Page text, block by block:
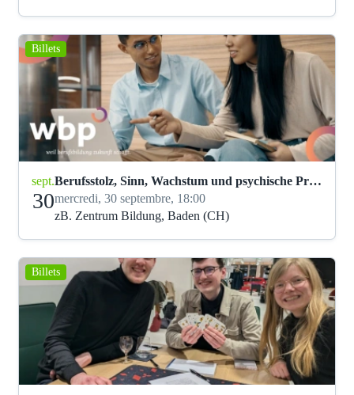
Billets
sept.
30
Berufsstolz, Sinn, Wachstum und psychische Probleme
mercredi, 30 septembre, 18:00
zB. Zentrum Bildung, Baden (CH)
Billets